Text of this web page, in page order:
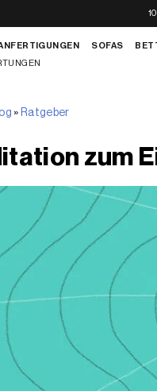
SOFAS
» Ratgeber
zum